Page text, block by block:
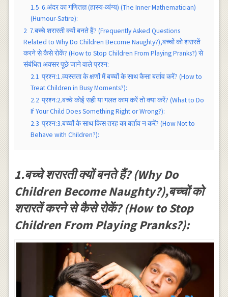
1.5 6.अंदर का गणितज्ञ (हास्य-व्यंग्य) (The Inner Mathematician)
(Humour-Satire):
2 7.बच्चे शरारती क्यों बनते हैं? (Frequently Asked Questions
Related to Why Do Children Become Naughty?),बच्चों को शरारतें
करने से कैसे रोकें? (How to Stop Children From Playing Pranks?) से
संबंधित अक्सर पूछे जाने वाले प्रश्न:
2.1 प्रश्न:1.व्यस्तता के क्षणों में बच्चों के साथ कैसा बर्ताव करें? (How to
Treat Children in Busy Moments?):
2.2 प्रश्न:2.बच्चे कोई सही या गलत काम करें तो क्या करें? (What to Do
If Your Child Does Something Right or Wrong?):
2.3 प्रश्न:3.बच्चों के साथ किस तरह का बर्ताव न करें? (How Not to
Behave with Children?):
1.बच्चे शरारती क्यों बनते हैं? (Why Do
Children Become Naughty?),बच्चों को
शरारतें करने से कैसे रोकें? (How to Stop
Children From Playing Pranks?):